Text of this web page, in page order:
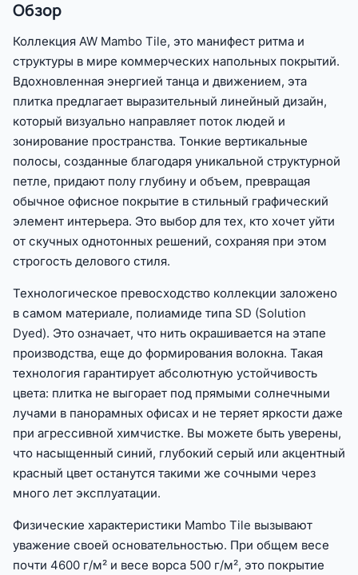
Обзор
Коллекция AW Mambo Tile, это манифест ритма и
структуры в мире коммерческих напольных покрытий.
Вдохновленная энергией танца и движением, эта
плитка предлагает выразительный линейный дизайн,
который визуально направляет поток людей и
зонирование пространства. Тонкие вертикальные
полосы, созданные благодаря уникальной структурной
петле, придают полу глубину и объем, превращая
обычное офисное покрытие в стильный графический
элемент интерьера. Это выбор для тех, кто хочет уйти
от скучных однотонных решений, сохраняя при этом
строгость делового стиля.
Технологическое превосходство коллекции заложено
в самом материале, полиамиде типа SD (Solution
Dyed). Это означает, что нить окрашивается на этапе
производства, еще до формирования волокна. Такая
технология гарантирует абсолютную устойчивость
цвета: плитка не выгорает под прямыми солнечными
лучами в панорамных офисах и не теряет яркости даже
при агрессивной химчистке. Вы можете быть уверены,
что насыщенный синий, глубокий серый или акцентный
красный цвет останутся такими же сочными через
много лет эксплуатации.
Физические характеристики Mambo Tile вызывают
уважение своей основательностью. При общем весе
почти 4600 г/м² и весе ворса 500 г/м², это покрытие